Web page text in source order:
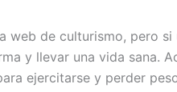
web de culturismo, pero
y llevar una vida sana.
ejercitarse y perder